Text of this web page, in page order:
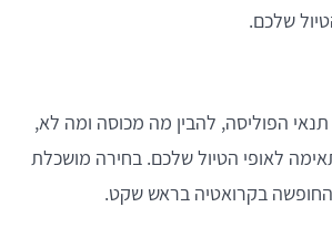
שלכם.
תנאי הפוליסה, להבין מה מכוסה ומה לא,
לאופי הטיול שלכם. בחירה מושכלת
בקרואטיה בראש שקט.